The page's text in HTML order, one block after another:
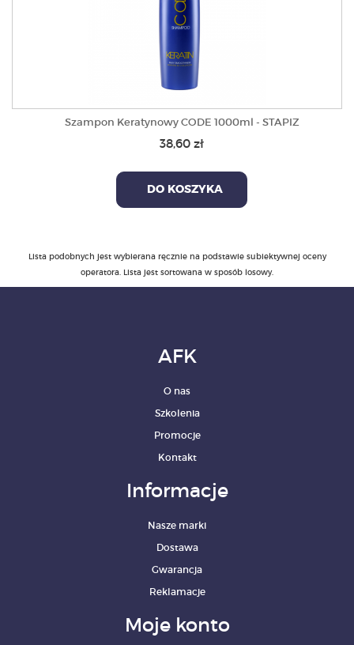
Szampon Keratynowy CODE 1000ml - STAPIZ
38,60 zł
DO KOSZYKA
Lista podobnych jest wybierana ręcznie na podstawie subiektywnej oceny
operatora. Lista jest sortowana w sposób losowy.
AFK
O nas
Szkolenia
Promocje
Kontakt
Informacje
Nasze marki
Dostawa
Gwarancja
Reklamacje
Moje konto